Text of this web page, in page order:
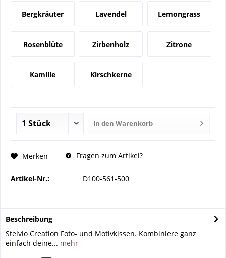
Bergkräuter Lavendel Lemongrass
Rosenblüte Zirbenholz Zitrone
Kamille Kirschkerne
In den Warenkorb
Merken Fragen zum Artikel?
Artikel-Nr.: D100-561-500
Beschreibung
Stelvio Creation Foto- und Motivkissen. Kombiniere ganz
einfach deine... mehr